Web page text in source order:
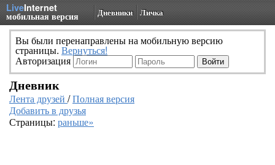
LiveInternet
мобильная версия Дневники Личка
Вы были перенаправлены на мобильную версию
страницы. Вернуться!
Авторизация
Дневник
Лента друзей /Полная версия
Добавить в друзья
Страницы: раньше»